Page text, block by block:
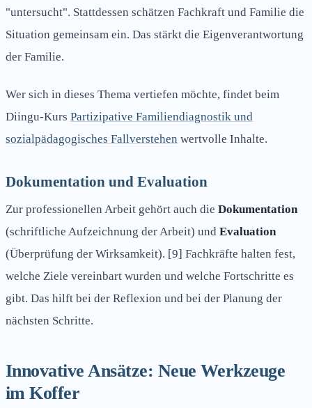
"untersucht". Stattdessen schätzen Fachkraft und Familie die
Situation gemeinsam ein. Das stärkt die Eigenverantwortung
der Familie.
Wer sich in dieses Thema vertiefen möchte, findet beim
Diingu-Kurs Partizipative Familiendiagnostik und
sozialpädagogisches Fallverstehen wertvolle Inhalte.
Dokumentation und Evaluation
Zur professionellen Arbeit gehört auch die Dokumentation
(schriftliche Aufzeichnung der Arbeit) und Evaluation
(Überprüfung der Wirksamkeit). [9] Fachkräfte halten fest,
welche Ziele vereinbart wurden und welche Fortschritte es
gibt. Das hilft bei der Reflexion und bei der Planung der
nächsten Schritte.
Innovative Ansätze: Neue Werkzeuge
im Koffer